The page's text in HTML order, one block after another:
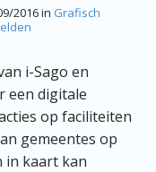
2016in Grafisch
i-Sago en
een digitale
op faciliteiten
gemeentes op
in kaart kan